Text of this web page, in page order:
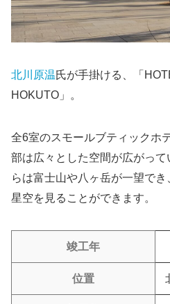
北川原温氏が手掛ける、「
HOKUTO」。
全6室のスモールブティックホ
部は広々とした空間が広がっ
らは富士山や八ヶ岳が一望で
星空を見ることができます。
竣工年
位置